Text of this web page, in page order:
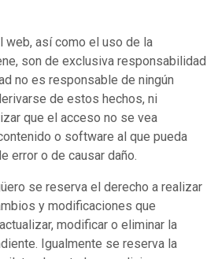
web, así como el uso de la
son de exclusiva responsabilidad
no es responsable de ningún
de estos hechos, ni
que el acceso no se vea
o software al que pueda
error o de causar daño.
se reserva el derecho a realizar
y modificaciones que
modificar o eliminar la
Igualmente se reserva la